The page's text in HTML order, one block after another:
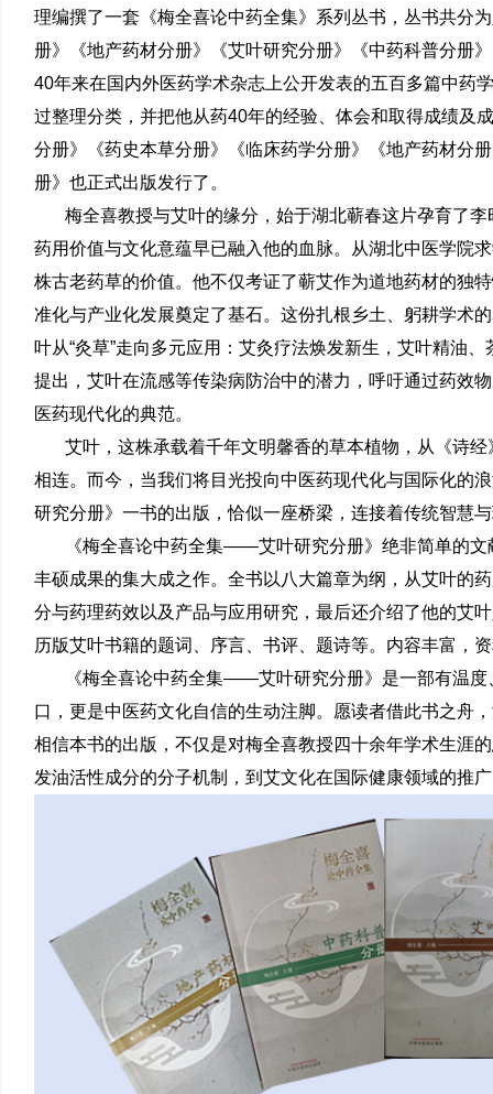
理编撰了一套《梅全喜论中药全集》系列丛书，丛书共分
册》《地产药材分册》《艾叶研究分册》《中药科普分册
40年来在国内外医药学术杂志上公开发表的五百多篇中药
过整理分类，并把他从药40年的经验、体会和取得成绩及
分册》《药史本草分册》《临床药学分册》《地产药材分
册》也正式出版发行了。
梅全喜教授与艾叶的缘分，始于湖北蕲春这片孕育了
药用价值与文化意蕴早已融入他的血脉。从湖北中医学院
株古老药草的价值。他不仅考证了蕲艾作为道地药材的独
准化与产业化发展奠定了基石。这份扎根乡土、躬耕学术
叶从“灸草”走向多元应用：艾灸疗法焕发新生，艾叶精油
提出，艾叶在流感等传染病防治中的潜力，呼吁通过药效
医药现代化的典范。
艾叶，这株承载着千年文明馨香的草本植物，从《诗
相连。而今，当我们将目光投向中医药现代化与国际化
研究分册》一书的出版，恰似一座桥梁，连接着传统智慧
《梅全喜论中药全集——艾叶研究分册》绝非简单的
丰硕成果的集大成之作。全书以八大篇章为纲，从艾叶的
分与药理药效以及产品与应用研究，最后还介绍了他的艾
历版艾叶书籍的题词、序言、书评、题诗等。内容丰富，
《梅全喜论中药全集——艾叶研究分册》是一部有温
口，更是中医药文化自信的生动注脚。愿读者借此书之舟
相信本书的出版，不仅是对梅全喜教授四十余年学术生
发油活性成分的分子机制，到艾文化在国际健康领域的推